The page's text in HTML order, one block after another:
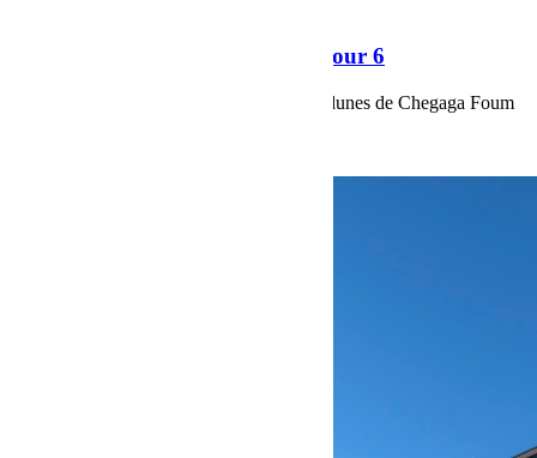
Raid Sahara Tour Maroc 2018 Jour 6
Raid Sahara Tour Maroc 2018 Jour 6, les dunes de Chegaga Foum